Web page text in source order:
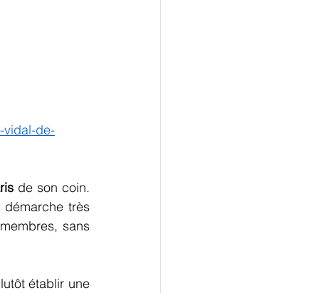
vidal-de-
de son coin.
très
sans
établir une